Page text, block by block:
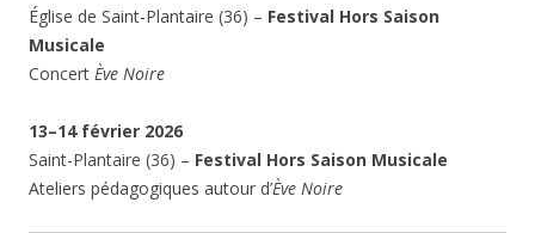
Église de Saint-Plantaire (36) – Festival Hors Saison
Musicale
Concert Ève Noire
13–14 février 2026
Saint-Plantaire (36) – Festival Hors Saison Musicale
Ateliers pédagogiques autour d’Ève Noire